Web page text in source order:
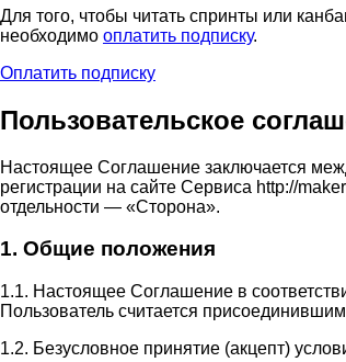
Для того, чтобы читать спринты или
необходимо оплатить подписку.
Оплатить подписку
Пользовательское
Настоящее Соглашение заключается
регистрации на сайте Сервиса http://
отдельности — «Сторона».
1. Общие положения
1.1. Настоящее Соглашение в
Пользователь считается
1.2. Безусловное принятие (акцепт)